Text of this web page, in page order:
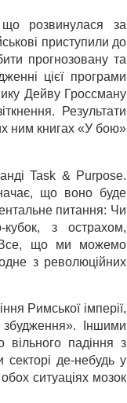
що розвинулася за
приступили до
прогнозовану та
цієї програми
Дейву Гроссману
Результати
ним книгах «У бою»
Task & Purpose.
що воно буде
питання: Чи
з острахом,
Все, що ми можемо
з революційних
Римської імперії,
збудження». Іншими
вільного падіння з
де-небудь у
ситуаціях мозок